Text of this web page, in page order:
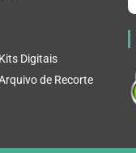
Digitais
de Recorte